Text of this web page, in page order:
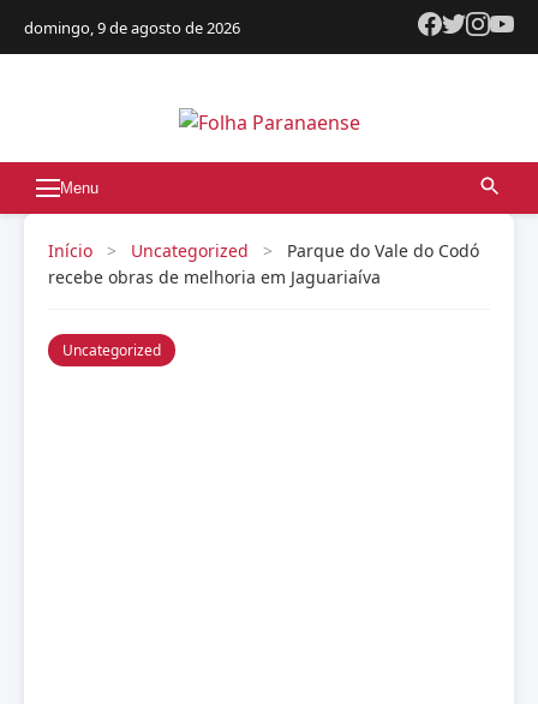
domingo, 9 de agosto de 2026
Menu
Início > Uncategorized >
Parque do Vale do Codó
recebe obras de melhoria em Jaguariaíva
Uncategorized